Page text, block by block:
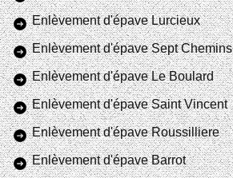
Enlèvement d'épave Lurcieux
Enlèvement d'épave Sept Chemins
Enlèvement d'épave Le Boulard
Enlèvement d'épave Saint Vincent
Enlèvement d'épave Roussilliere
Enlèvement d'épave Barrot